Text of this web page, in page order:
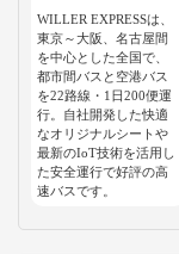
WILLER EXPRESSは、
東京～大阪、名古屋間
を中心とした全国で、
都市間バスと空港バス
を22路線・1日200便運
行。自社開発した快適
なオリジナルシートや
最新のIoT技術を活用し
た安全運行で好評の高
速バスです。